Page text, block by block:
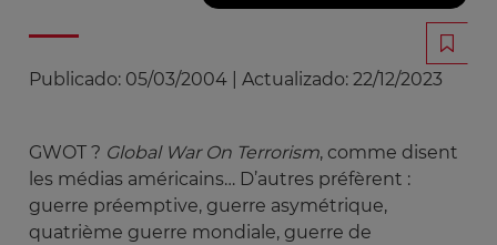
Publicado: 05/03/2004 Actualizado: 22/12/2023
GWOT ? Global War On Terrorism, comme disent
les médias américains… D’autres préfèrent :
guerre préemptive, guerre asymétrique,
quatrième guerre mondiale, guerre de